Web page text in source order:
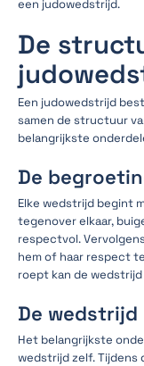
een judowedstrijd.
De
Een judowedstrijd
samen de structuur
belangrijkste
De
Elke wedstrijd begint
tegenover elkaar,
respectvol.
hem of haar respect
roept kan de
De wedstrijd
Het belangrijkste
wedstrijd zelf. Tijdens